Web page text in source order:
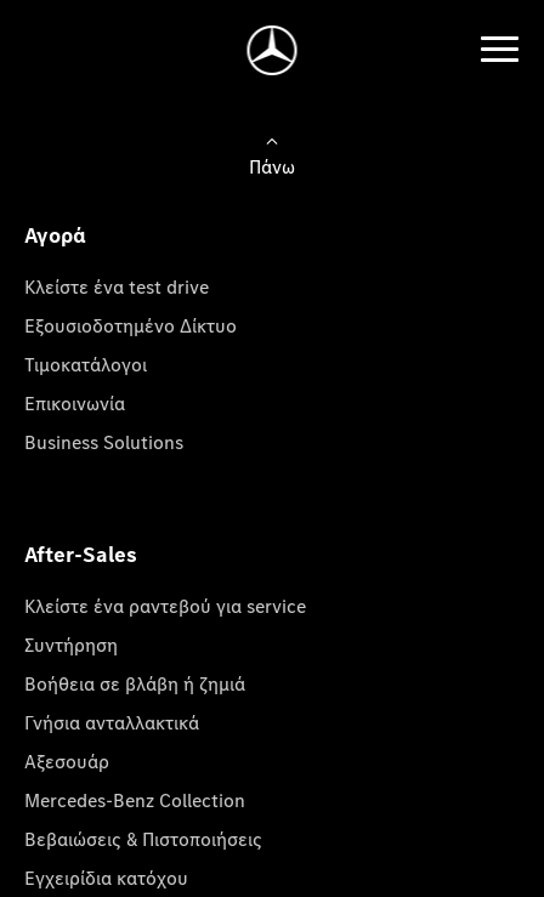
Πάνω
Αγορά
Κλείστε ένα test drive
Εξουσιοδοτημένο Δίκτυο
Τιμοκατάλογοι
Επικοινωνία
Business Solutions
After-Sales
Κλείστε ένα ραντεβού για service
Συντήρηση
Βοήθεια σε βλάβη ή ζημιά
Γνήσια ανταλλακτικά
Αξεσουάρ
Mercedes-Benz Collection
Βεβαιώσεις & Πιστοποιήσεις
Εγχειρίδια κατόχου